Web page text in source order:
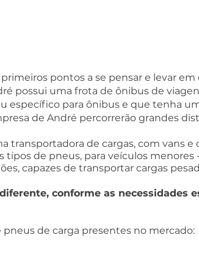
pontos a se pensar e levar em
possui uma frota de ônibus de
específico para ônibus e que tenha
de André percorrerão grandes
transportadora de cargas, com vans e
tipos de pneus, para veículos menores
capazes de transportar cargas
conforme as necessidades
de carga presentes no mercado: